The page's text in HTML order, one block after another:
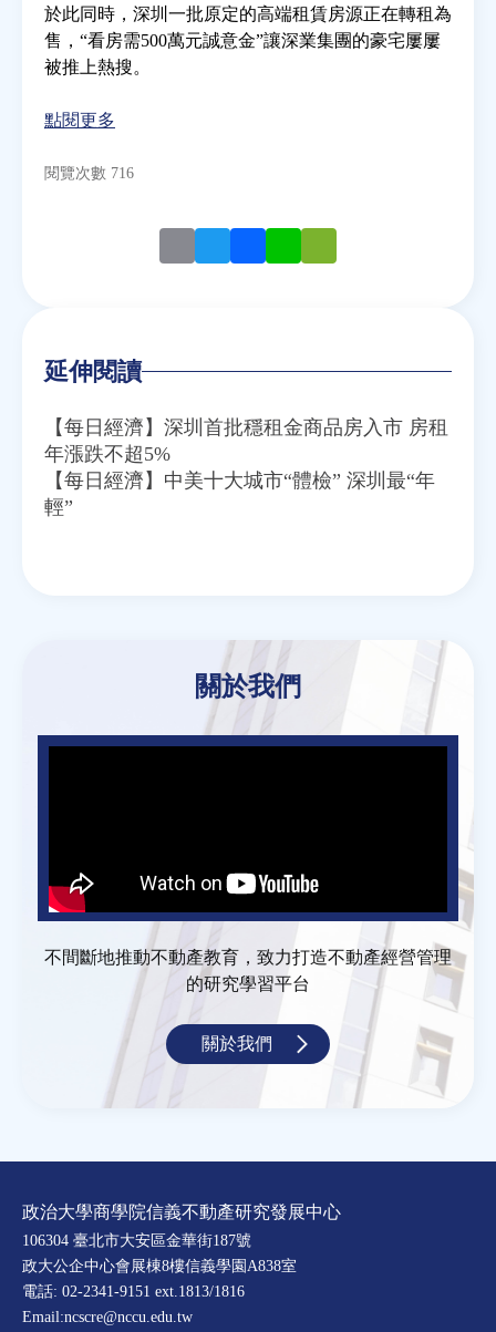
相關連結
於此同時，深圳一批原定的高端租賃房源正在轉租為
售，“看房需500萬元誠意金”讓深業集團的豪宅屢屢
被推上熱搜。
點閱更多
閱覽次數 716
延伸閱讀
【每日經濟】深圳首批穩租金商品房入市 房租
年漲跌不超5%
【每日經濟】中美十大城市“體檢” 深圳最“年
輕”
關於我們
不間斷地推動不動產教育，致力打造不動產經營管理
的研究學習平台
關於我們
政治大學商學院信義不動產研究發展中心
106304 臺北市大安區金華街187號
政大公企中心會展棟8樓信義學園A838室
電話: 02-2341-9151 ext.1813/1816
Email:ncscre@nccu.edu.tw